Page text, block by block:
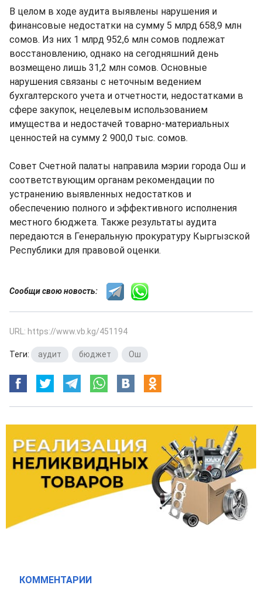
В целом в ходе аудита выявлены нарушения и
финансовые недостатки на сумму 5 млрд 658,9 млн
сомов. Из них 1 млрд 952,6 млн сомов подлежат
восстановлению, однако на сегодняшний день
возмещено лишь 31,2 млн сомов. Основные
нарушения связаны с неточным ведением
бухгалтерского учета и отчетности, недостатками в
сфере закупок, нецелевым использованием
имущества и недостачей товарно-материальных
ценностей на сумму 2 900,0 тыс. сомов.
Совет Счетной палаты направила мэрии города Ош и
соответствующим органам рекомендации по
устранению выявленных недостатков и
обеспечению полного и эффективного исполнения
местного бюджета. Также результаты аудита
передаются в Генеральную прокуратуру Кыргызской
Республики для правовой оценки.
Сообщи свою новость:
URL: https://www.vb.kg/451194
Теги: аудит бюджет Ош
КОММЕНТАРИИ